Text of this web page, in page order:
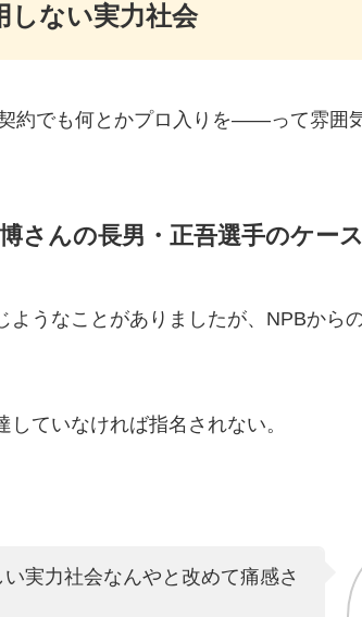
しない実力社会
約でも何とかプロ入りを――って雰囲
さんの長男・正吾選手のケース
うなことがありましたが、NPBから
ていなければ指名されない。
実力社会なんやと改めて痛感さ